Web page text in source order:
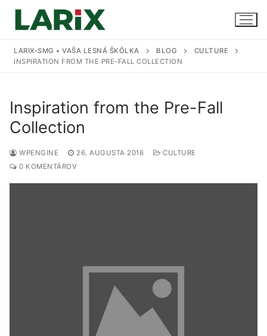
Preskočiť
Produkty a služby
Predaj sadeníc
LARIX-SMG • VAŠA LESNÁ ŠKÔLKA BLOG
CULTURE
INSPIRATION FROM THE PRE-FALL COLLECTION
Inspiration from the Pre-Fall
Collection
WPENGINE 26. AUGUSTA 2016
CULTURE
0 KOMENTÁROV